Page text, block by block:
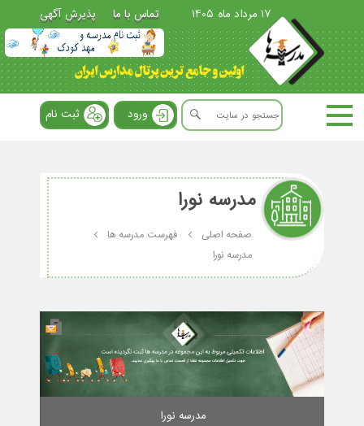
17 مرداد ماه 1405 تماس با ما پذیرش آگهی
ورود ثبت نام
مدرسه نورا
صفحه اصلی
فهرست مدرسه ها
مدرسه نورا
مدرسه نورا